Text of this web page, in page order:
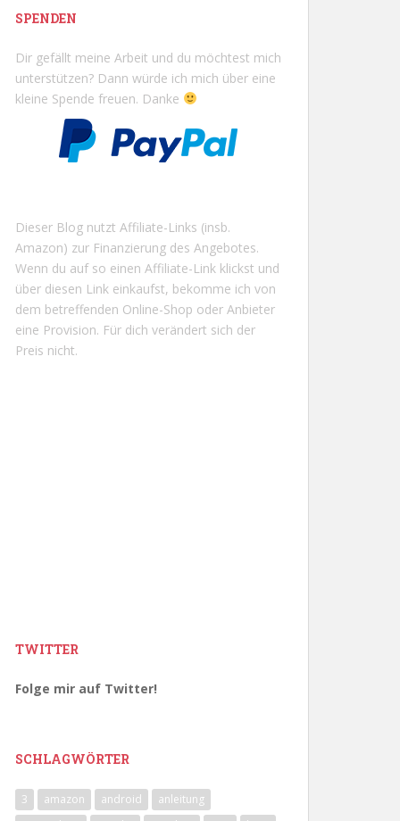
SPENDEN
Dir gefällt meine Arbeit und du möchtest mich
unterstützen? Dann würde ich mich über eine
kleine Spende freuen. Danke
Dieser Blog nutzt Affiliate-Links (insb.
Amazon) zur Finanzierung des Angebotes.
Wenn du auf so einen Affiliate-Link klickst und
über diesen Link einkaufst, bekomme ich von
dem betreffenden Online-Shop oder Anbieter
eine Provision. Für dich verändert sich der
Preis nicht.
TWITTER
Folge mir auf Twitter!
SCHLAGWÖRTER
3 amazon android
anleitung